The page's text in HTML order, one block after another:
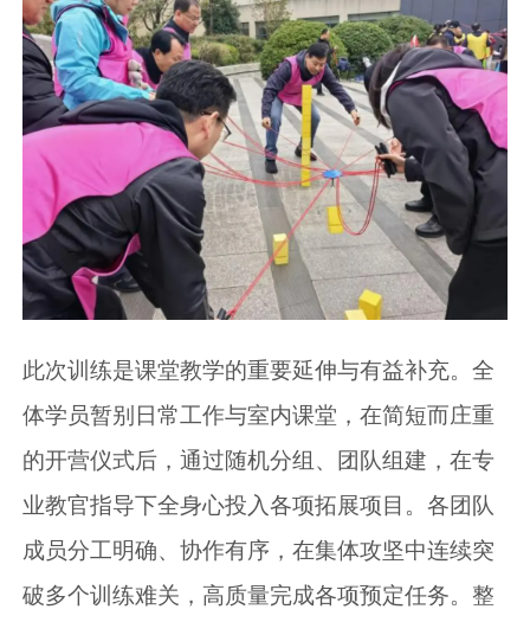
此次训练是课堂教学的重要延伸与有益补充。全
体学员暂别日常工作与室内课堂，在简短而庄重
的开营仪式后，通过随机分组、团队组建，在专
业教官指导下全身心投入各项拓展项目。各团队
成员分工明确、协作有序，在集体攻坚中连续突
破多个训练难关，高质量完成各项预定任务。整